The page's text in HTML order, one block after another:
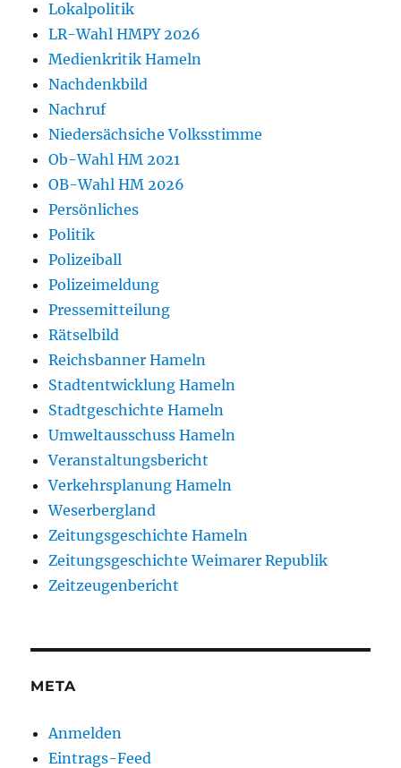
Lokalpolitik
LR-Wahl HMPY 2026
Medienkritik Hameln
Nachdenkbild
Nachruf
Niedersächsiche Volksstimme
Ob-Wahl HM 2021
OB-Wahl HM 2026
Persönliches
Politik
Polizeiball
Polizeimeldung
Pressemitteilung
Rätselbild
Reichsbanner Hameln
Stadtentwicklung Hameln
Stadtgeschichte Hameln
Umweltausschuss Hameln
Veranstaltungsbericht
Verkehrsplanung Hameln
Weserbergland
Zeitungsgeschichte Hameln
Zeitungsgeschichte Weimarer Republik
Zeitzeugenbericht
META
Anmelden
Eintrags-Feed